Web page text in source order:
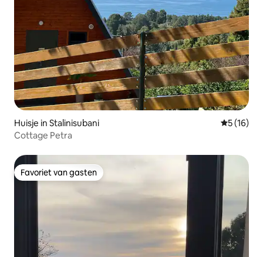
Huisje in Stalinisubani
5 (16)
Cottage Petra
Favoriet van gasten
Favoriet van gasten